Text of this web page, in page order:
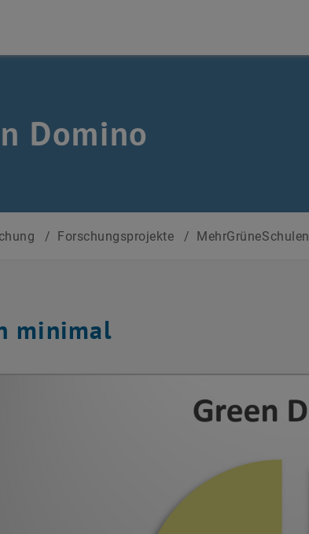
Domino
/ Forschungsprojekte / MehrGrüneSchulen
minimal